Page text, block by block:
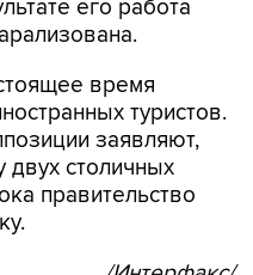
время
заявляют,
двух столичных
правительство